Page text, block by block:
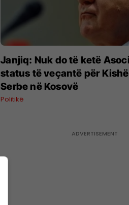
Janjiq: Nuk do të ketë
status të veçantë për
Serbe në Kosovë
Politikë